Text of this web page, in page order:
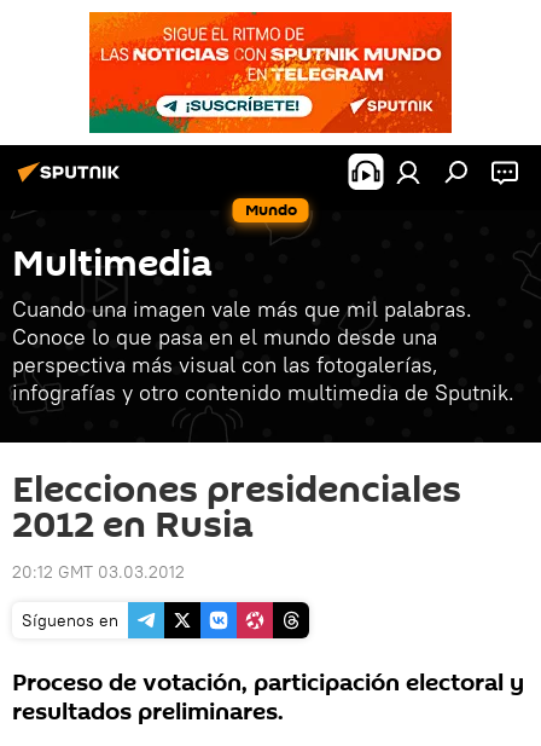
Mundo
Multimedia
Cuando una imagen vale más que mil palabras.
Conoce lo que pasa en el mundo desde una
perspectiva más visual con las fotogalerías,
infografías y otro contenido multimedia de Sputnik.
Elecciones presidenciales
2012 en Rusia
20:12 GMT 03.03.2012
Síguenos en
Proceso de votación, participación electoral y
resultados preliminares.